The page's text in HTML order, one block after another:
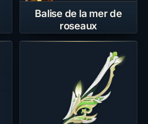
Balise de la mer de
roseaux